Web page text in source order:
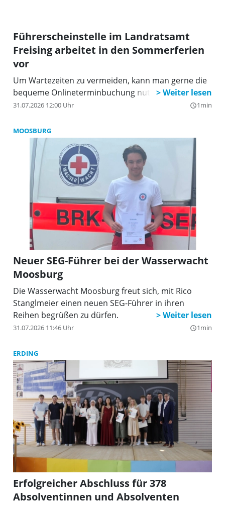
Führerscheinstelle im Landratsamt
Freising arbeitet in den Sommerferien
vor
Um Wartezeiten zu vermeiden, kann man gerne die
bequeme Onlineterminbuchung nutzen.
31.07.2026 12:00 Uhr query_builder1min
MOOSBURG
Neuer SEG-Führer bei der Wasserwacht
Moosburg
Die Wasserwacht Moosburg freut sich, mit Rico
Stanglmeier einen neuen SEG-Führer in ihren
Reihen begrüßen zu dürfen.
31.07.2026 11:46 Uhr query_builder1min
ERDING
Erfolgreicher Abschluss für 378
Absolventinnen und Absolventen